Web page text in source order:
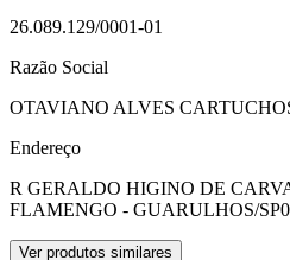
26.089.129/0001-01
Razão Social
OTAVIANO ALVES
Endereço
R GERALDO HIGINO DE
FLAMENGO - GUARULHOS/SP
Ver produtos similares